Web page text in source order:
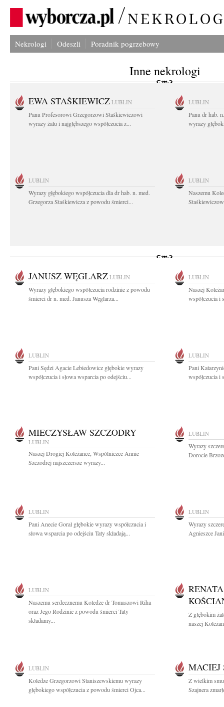
Nekrologi Odeszli Poradnik pogrzebowy
Inne nekrologi
EWA STAŚKIEWICZ LUBLIN
Panu Profesorowi Grzegorzowi Staśkiewiczowi
wyrazy żalu i najgłębszego współczucia z...
LUBLIN
Panu dr hab.
wyrazy
LUBLIN
Wyrazy głębokiego współczucia dla dr hab. n. med.
Grzegorza Staśkiewicza z powodu śmierci...
LUBLIN
Naszemu
JANUSZ WĘGLARZ LUBLIN
Wyrazy głębokiego współczucia rodzinie z powodu
śmierci dr n. med. Janusza Węglarza...
LUBLIN
Naszej
współczucia i
LUBLIN
Pani Sędzi Agacie Lebiedowicz głębokie wyrazy
współczucia i słowa wsparcia po odejściu...
LUBLIN
Pani
współczucia i
MIECZYSŁAW SZCZODRY
LUBLIN
Naszej Drogiej Koleżance, Wspólniczce Annie
Szczodrej najszczersze wyrazy...
LUBLIN
Wyrazy
Dorocie
LUBLIN
Pani Anecie Goral głębokie wyrazy współczucia i
słowa wsparcia po odejściu Taty składają...
LUBLIN
Wyrazy
Agnieszce
LUBLIN
Naszemu serdecznemu Koledze dr Tomaszowi Riha
oraz Jego Rodzinie z powodu śmierci Taty
składamy...
Z głębokim
naszej
LUBLIN
Koledze Grzegorzowi Staniszewskiemu wyrazy
głębokiego współczucia z powodu śmierci Ojca...
MACIEJ
Z wielkim
Szajnera